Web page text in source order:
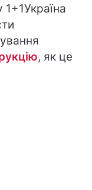
, як це